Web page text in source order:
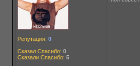
Репутация: 0
Сказал Спасибо: 0
Сказали Спасибо: 5